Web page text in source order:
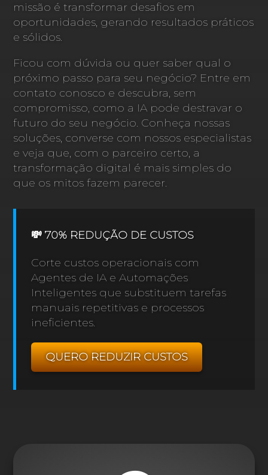
missão é transformar desafios em
oportunidades, gerando resultados práticos
e sólidos.
Ficou com dúvida ou quer saber qual o
próximo passo para seu negócio? Entre em
contato conosco e descubra, sem
compromisso, como a IA pode destravar o
futuro do seu negócio. Conheça nossas
soluções, converse com nossos especialistas
e veja que, com o parceiro certo, a
transformação digital é mais simples do
que os mitos fazem parecer.
💸 70% REDUÇÃO DE CUSTOS
Corte custos operacionais com
Agentes de IA e Automações
Inteligentes que substituem tarefas
manuais repetitivas e processos
ineficientes.
QUERO REDUZIR CUSTOS